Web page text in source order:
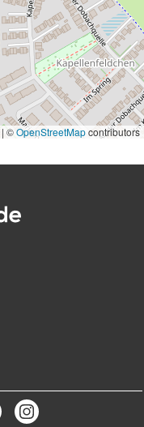
| ©OpenStreetMapcontributors